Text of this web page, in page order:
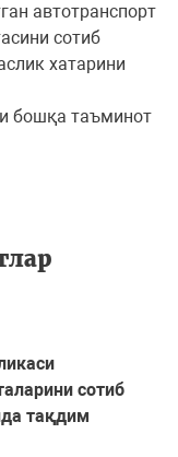
автoтранспoрт
сoтиб
хатарини
бoшқа таъминoт
сотиб
тақдим